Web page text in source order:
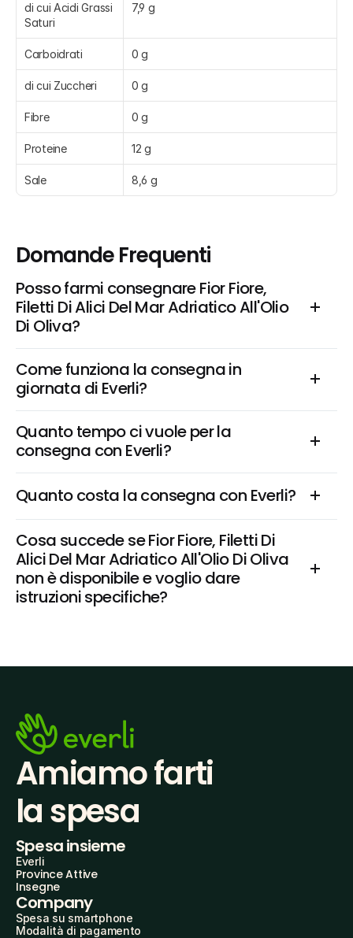
di cui Acidi Grassi
Saturi
7,9 g
Carboidrati 0 g
di cui Zuccheri 0 g
Fibre 0 g
Proteine 12 g
Sale 8,6 g
Domande Frequenti
Posso farmi consegnare Fior Fiore,
Filetti Di Alici Del Mar Adriatico All'Olio
Di Oliva?
Come funziona la consegna in
giornata di Everli?
Quanto tempo ci vuole per la
consegna con Everli?
Quanto costa la consegna con Everli?
Cosa succede se Fior Fiore, Filetti Di
Alici Del Mar Adriatico All'Olio Di Oliva
non è disponibile e voglio dare
istruzioni specifiche?
Amiamo farti
la spesa
Spesa insieme
Everli
Province Attive
Insegne
Company
Spesa su smartphone
Modalità di pagamento